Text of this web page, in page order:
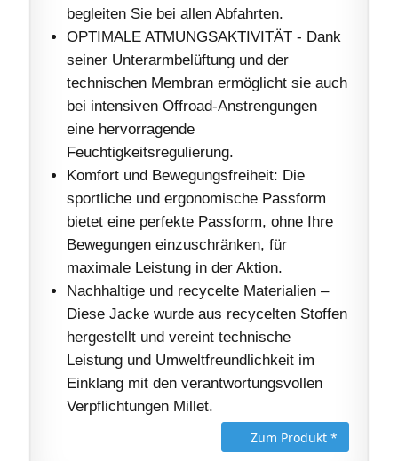
begleiten Sie bei allen Abfahrten.
OPTIMALE ATMUNGSAKTIVITÄT - Dank
seiner Unterarmbelüftung und der
technischen Membran ermöglicht sie auch
bei intensiven Offroad-Anstrengungen
eine hervorragende
Feuchtigkeitsregulierung.
Komfort und Bewegungsfreiheit: Die
sportliche und ergonomische Passform
bietet eine perfekte Passform, ohne Ihre
Bewegungen einzuschränken, für
maximale Leistung in der Aktion.
Nachhaltige und recycelte Materialien –
Diese Jacke wurde aus recycelten Stoffen
hergestellt und vereint technische
Leistung und Umweltfreundlichkeit im
Einklang mit den verantwortungsvollen
Verpflichtungen Millet.
Zum Produkt *